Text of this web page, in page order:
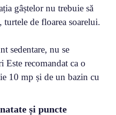
gâștelor nu trebuie să
de floarea soarelui.
sedentare, nu se
Este recomandat ca o
10 mp și de un bazin cu
și puncte